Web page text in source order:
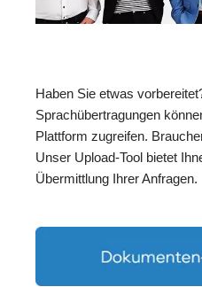
Haben Sie etwas
Sprachübertragungen
Plattform zugreifen.
Unser Upload-Tool bietet
Übermittlung Ihrer Anfragen.